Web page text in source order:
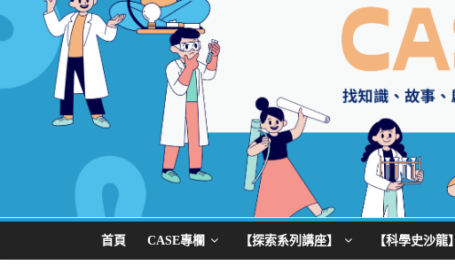
首頁 CASE專欄 【探索系列講座】 【科學史沙龍】